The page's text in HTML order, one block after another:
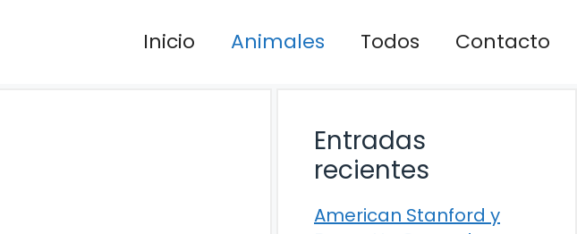
Inicio Animales Todos Contacto
Entradas
recientes
American Stanford y